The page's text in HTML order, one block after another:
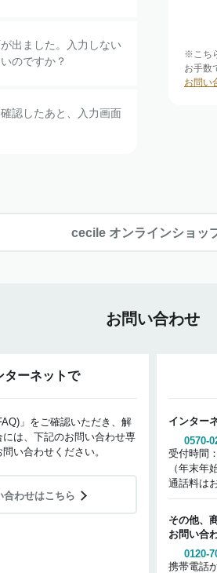
出ました。入力しない
のですか？
認したあと、入力画面
※こち
お手数
お問い
cecile オンラインショッ
お問い合わせ
ターネットで
」をご確認いただき、解
は、下記のお問い合わせ専
い合わせください。
合わせはこちら
インター
0570-
受付時間
（年末年
通話料は
その他、
お問い合
0120-
携帯電話